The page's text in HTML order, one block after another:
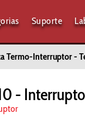
Suporte
Termo-Interruptor -
-